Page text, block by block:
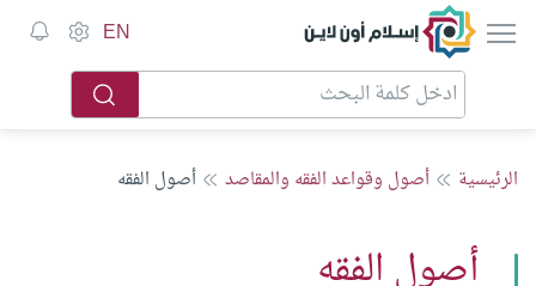
إسلام أون لاين EN
الرئيسية أصول وقواعد الفقه والمقاصد أصول الفقه
أصول الفقه